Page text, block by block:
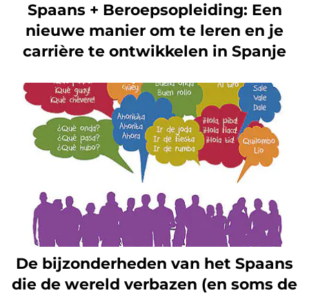
Spaans + Beroepsopleiding: Een
nieuwe manier om te leren en je
carrière te ontwikkelen in Spanje
De bijzonderheden van het Spaans
die de wereld verbazen (en soms de